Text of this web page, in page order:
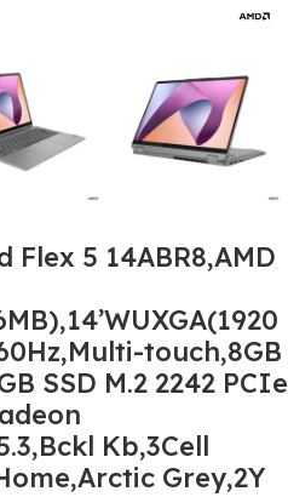
5 14ABR8,AMD
touch,8GB
SSD M.2 2242 PCIe
Kb,3Cell
Grey,2Y